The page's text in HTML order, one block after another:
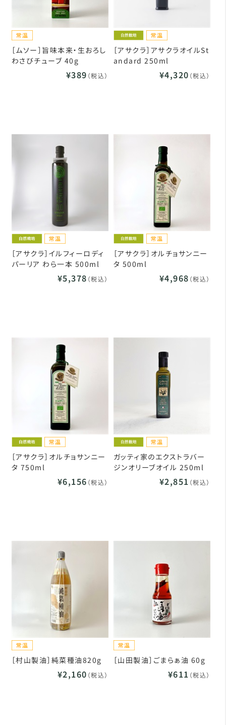
［ムソー］旨味本来・生おろし
わさびチューブ 40g
¥389 （税込）
［アサクラ］アサクラオイルSt
andard 250ml
¥4,320 （税込）
［アサクラ］イルフィーロディ
パーリア わら一本 500ml
¥5,378 （税込）
［アサクラ］オルチョサンニー
タ 500ml
¥4,968 （税込）
［アサクラ］オルチョサンニー
タ 750ml
¥6,156 （税込）
ガッティ家のエクストラバー
ジンオリーブオイル 250ml
¥2,851 （税込）
［村山製油］純菜種油820g
¥2,160 （税込）
［山田製油］ごまらぁ油 60g
¥611 （税込）